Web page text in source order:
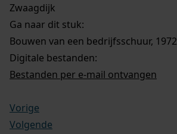
Zwaagdijk
Ga naar dit stuk:
Bouwen van een bedrijfsschuur, 1972
Digitale bestanden:
Bestanden per e-mail ontvangen
Vorige
Volgende